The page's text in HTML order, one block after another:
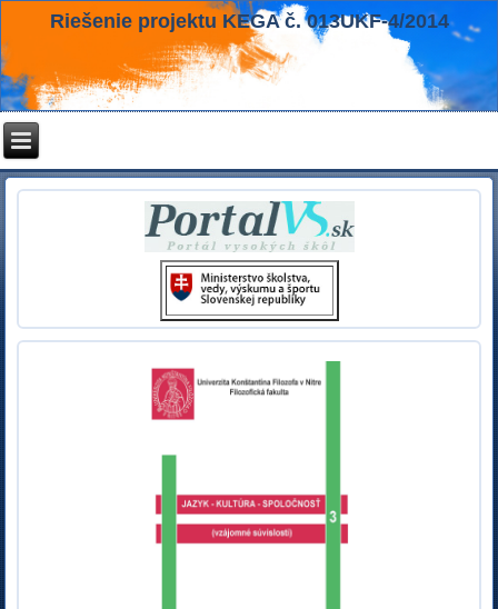
Riešenie projektu KEGA č. 013UKF-4/2014